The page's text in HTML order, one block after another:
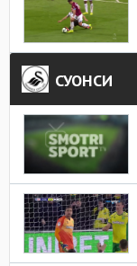
СУОНСИ